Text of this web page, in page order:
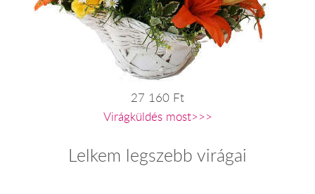
27 160 Ft
Virágküldés most>>>
Lelkem legszebb virágai